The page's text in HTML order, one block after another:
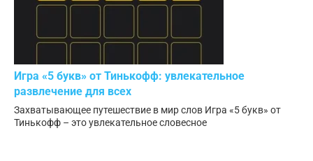
Игра «5 букв» от Тинькофф: увлекательное
развлечение для всех
Захватывающее путешествие в мир слов Игра «5 букв» от
Тинькофф – это увлекательное словесное